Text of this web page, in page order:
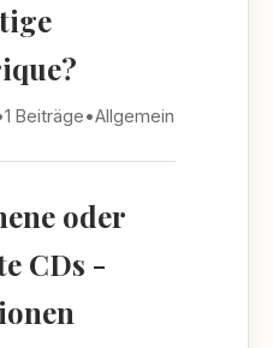
1 Beiträge•Allgemein
oder
CDs -